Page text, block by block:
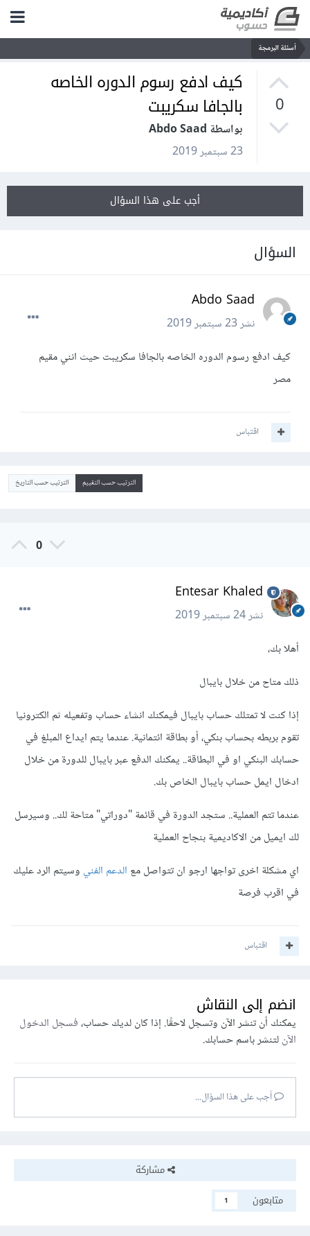
أسئلة البرمجة
0
كيف ادفع رسوم الدوره الخاصه
بالجافا سكريبت
بواسطة Abdo Saad
23 سبتمبر 2019
أجب على هذا السؤال
السؤال
Abdo Saad
نشر23 سبتمبر 2019
كيف ادفع رسوم الدوره الخاصه بالجافا سكريبت حيث انني مقيم
مصر
اقتباس
الترتيب حسب التقييم الترتيب حسب التاريخ
0
Entesar Khaled
نشر24 سبتمبر 2019
أهلا بك،
ذلك متاح من خلال بايبال
إذا كنت لا تمتلك حساب بايبال فيمكنك انشاء حساب وتفعيله ثم الكترونيا
تقوم بربطه بحساب بنكي، أو بطاقة ائتمانية. عندما يتم ايداع المبلغ في
حسابك البنكي او في البطاقة.. يمكنك الدفع عبر بايبال للدورة من خلال
ادخال ايمل حساب بايبال الخاص بك.
عندما تتم العملية.. ستجد الدورة في قائمة "دوراتي" متاحة لك.. وسيرسل
لك ايميل من الاكاديمية بنجاح العملية
اي مشكلة اخرى تواجها ارجو ان تتواصل مع الدعم الفنيوسيتم الرد عليك
في اقرب فرصة
اقتباس
انضم إلى النقاش
يمكنك أن تنشر الآن وتسجل لاحقًا. إذا كان لديك حساب،فسجل الدخول
الآنلتنشر باسم حسابك.
أجب على هذا السؤال...
مشاركة
متابعون
1